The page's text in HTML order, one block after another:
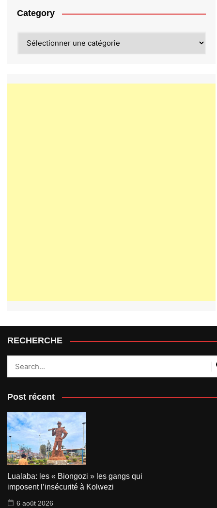
Category
RECHERCHE
Post récent
Lualaba: les « Biongozi » les gangs qui
imposent l’insécurité à Kolwezi
6 août 2026